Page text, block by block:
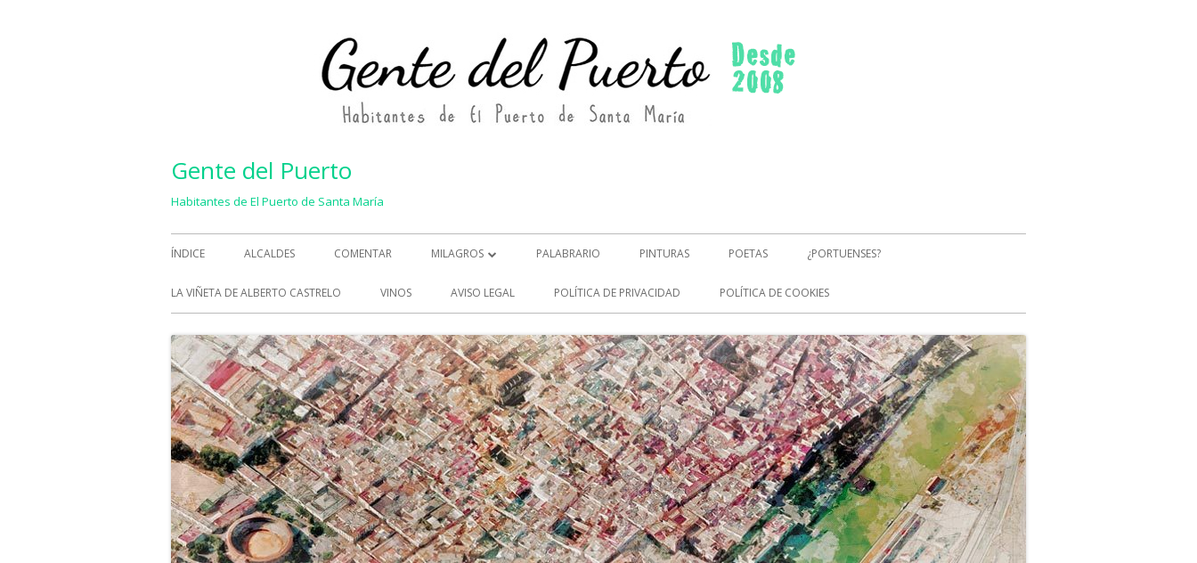
Gente del Puerto
Habitantes de El Puerto de Santa María
Menú
principal
ÍNDICE ALCALDES COMENTAR MILAGROS
MILAGROS (2)
PALABRARIO PINTURAS POETAS ¿PORTUENSES?
LA VIÑETA DE ALBERTO CASTRELO VINOS AVISO LEGAL POLÍTICA DE PRIVACIDAD POLÍTICA DE COOKIES